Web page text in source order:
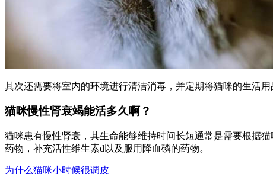
其次还需要将室内的环境进行清洁消毒，并定期将猫咪的生活
猫咪慢性肾衰竭能活多久啊？
猫咪患有慢性肾衰，其生命能够维持时间长短通常是需要根据
药物，补充活性维生素d以及服用降血磷的药物。
为什么猫咪小时候很调皮